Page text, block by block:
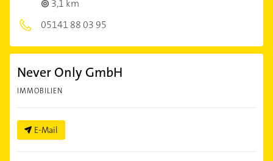
3,1 km
05141 88 03 95
Never Only GmbH
IMMOBILIEN
E-Mail